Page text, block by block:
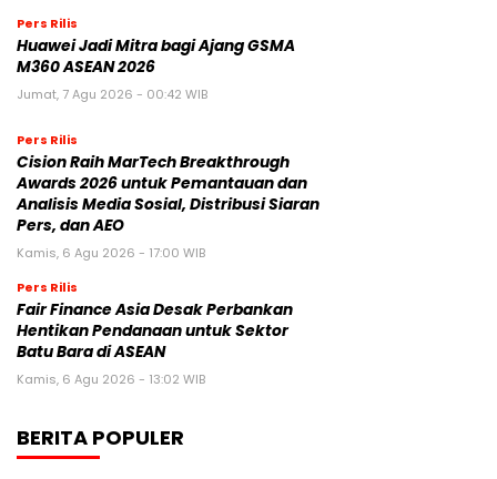
Pers Rilis
Huawei Jadi Mitra bagi Ajang GSMA
M360 ASEAN 2026
Jumat, 7 Agu 2026 - 00:42 WIB
Pers Rilis
Cision Raih MarTech Breakthrough
Awards 2026 untuk Pemantauan dan
Analisis Media Sosial, Distribusi Siaran
Pers, dan AEO
Kamis, 6 Agu 2026 - 17:00 WIB
Pers Rilis
Fair Finance Asia Desak Perbankan
Hentikan Pendanaan untuk Sektor
Batu Bara di ASEAN
Kamis, 6 Agu 2026 - 13:02 WIB
BERITA POPULER